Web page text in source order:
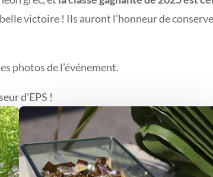
victoire ! Ils auront l’honneur de
photos de l’événement.
d’EPS !